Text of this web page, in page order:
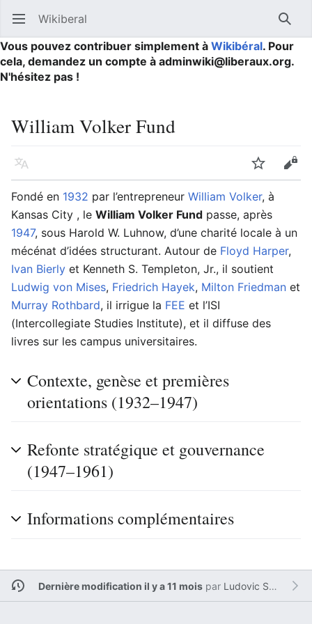
Ouvrir le menu principal Wikiberal
Vous pouvez contribuer simplement à Wikibéral. Pour
cela, demandez un compte à adminwiki@liberaux.org.
N'hésitez pas !
William Volker Fund
Langue Suivre
Fondé en 1932 par l’entrepreneur William Volker, à
Kansas City , le William Volker Fund passe, après
1947, sous Harold W. Luhnow, d’une charité locale à un
mécénat d’idées structurant. Autour de Floyd Harper,
Ivan Bierly et Kenneth S. Templeton, Jr., il soutient
Ludwig von Mises, Friedrich Hayek, Milton Friedman et
Murray Rothbard, il irrigue la FEE et l’ISI
(Intercollegiate Studies Institute), et il diffuse des
livres sur les campus universitaires.
Contexte, genèse et premières
orientations (1932–1947)
Refonte stratégique et gouvernance
(1947–1961)
Informations complémentaires
Dernière modification il y a 11 moispar Ludovic Sesim